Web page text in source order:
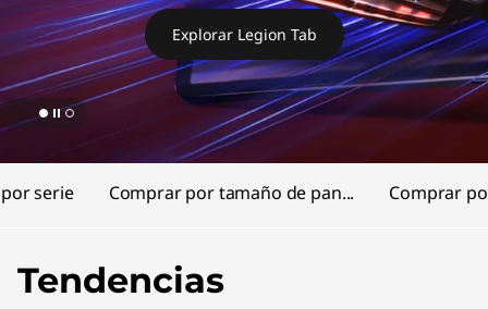
o
v
o
:
o
Explorar Legion Tab
serie Comprar por tamaño de pan... Comprar
Tendencias